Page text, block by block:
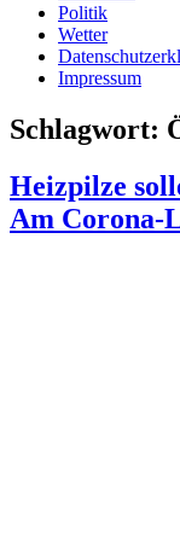
Politik
Wetter
Impressum
Schlagwort:
Heizpilze
Am Corona-